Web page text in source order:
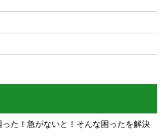
た！急がないと！そんな困ったを解決